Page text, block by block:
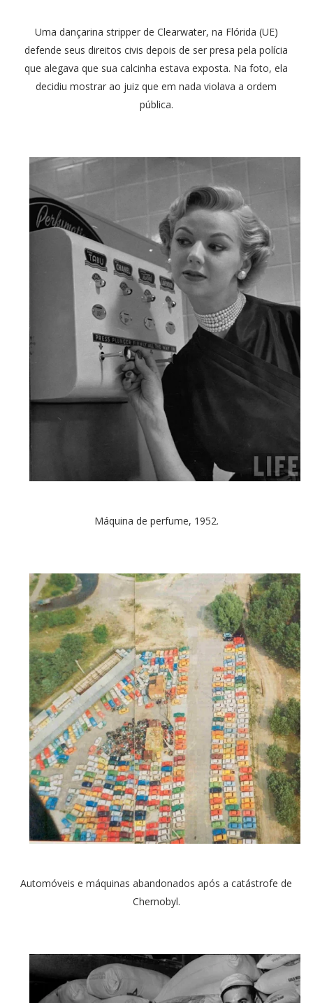
Uma dançarina stripper de Clearwater, na Flórida (UE)
defende seus direitos civis depois de ser presa pela polícia
que alegava que sua calcinha estava exposta. Na foto, ela
decidiu mostrar ao juiz que em nada violava a ordem
pública.
Máquina de perfume, 1952.
Automóveis e máquinas abandonados após a catástrofe de
Chernobyl.